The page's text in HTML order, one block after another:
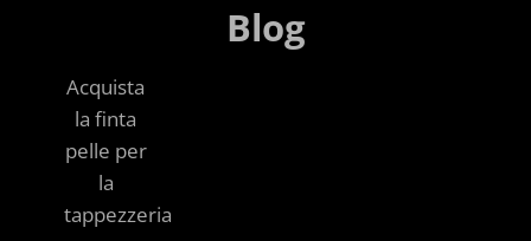
Blog
Acquista
la finta
pelle per
la
tappezzeria